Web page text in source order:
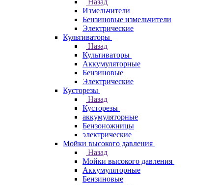
Назад
Измельчители
Бензиновые измельчители
Электрические
Культиваторы
Назад
Культиваторы
Аккумуляторные
Бензиновые
Электрические
Кусторезы
Назад
Кусторезы
аккумуляторные
Бензоножницы
электрические
Мойки высокого давления
Назад
Мойки высокого давления
Аккумуляторные
Бензиновые